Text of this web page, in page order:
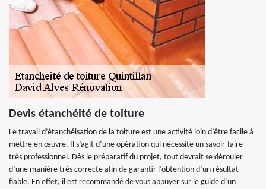
Devis étanchéité de toiture
Le travail d’étanchéisation de la toiture est une activité loin d’être facile à
mettre en œuvre. Il s’agit d’une opération qui nécessite un savoir-faire
très professionnel. Dès le préparatif du projet, tout devrait se dérouler
d’une manière très correcte afin de garantir l’obtention d’un résultat
fiable. En effet, il est recommandé de vous appuyer sur le guide d’un